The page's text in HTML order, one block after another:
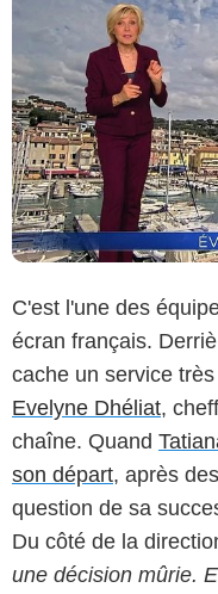
C'est l'une des
écran français.
cache un service
Evelyne Dhéliat,
chaîne. Quand
son départ, après
question de sa
Du côté de la
une décision mûrie.